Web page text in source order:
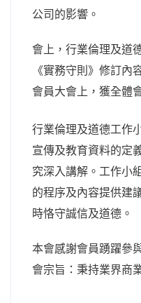
公司的影響。
會上，行業倫理及道
《實務守則》修訂內
會員大會上，獲全體
行業倫理及道德工作
宣傳及教育資料的定
究深入講解。工作小
的程序及內容提供建
時恪守誠信及道德。
本會感謝會員踴躍參
會宗旨：秉持業界商